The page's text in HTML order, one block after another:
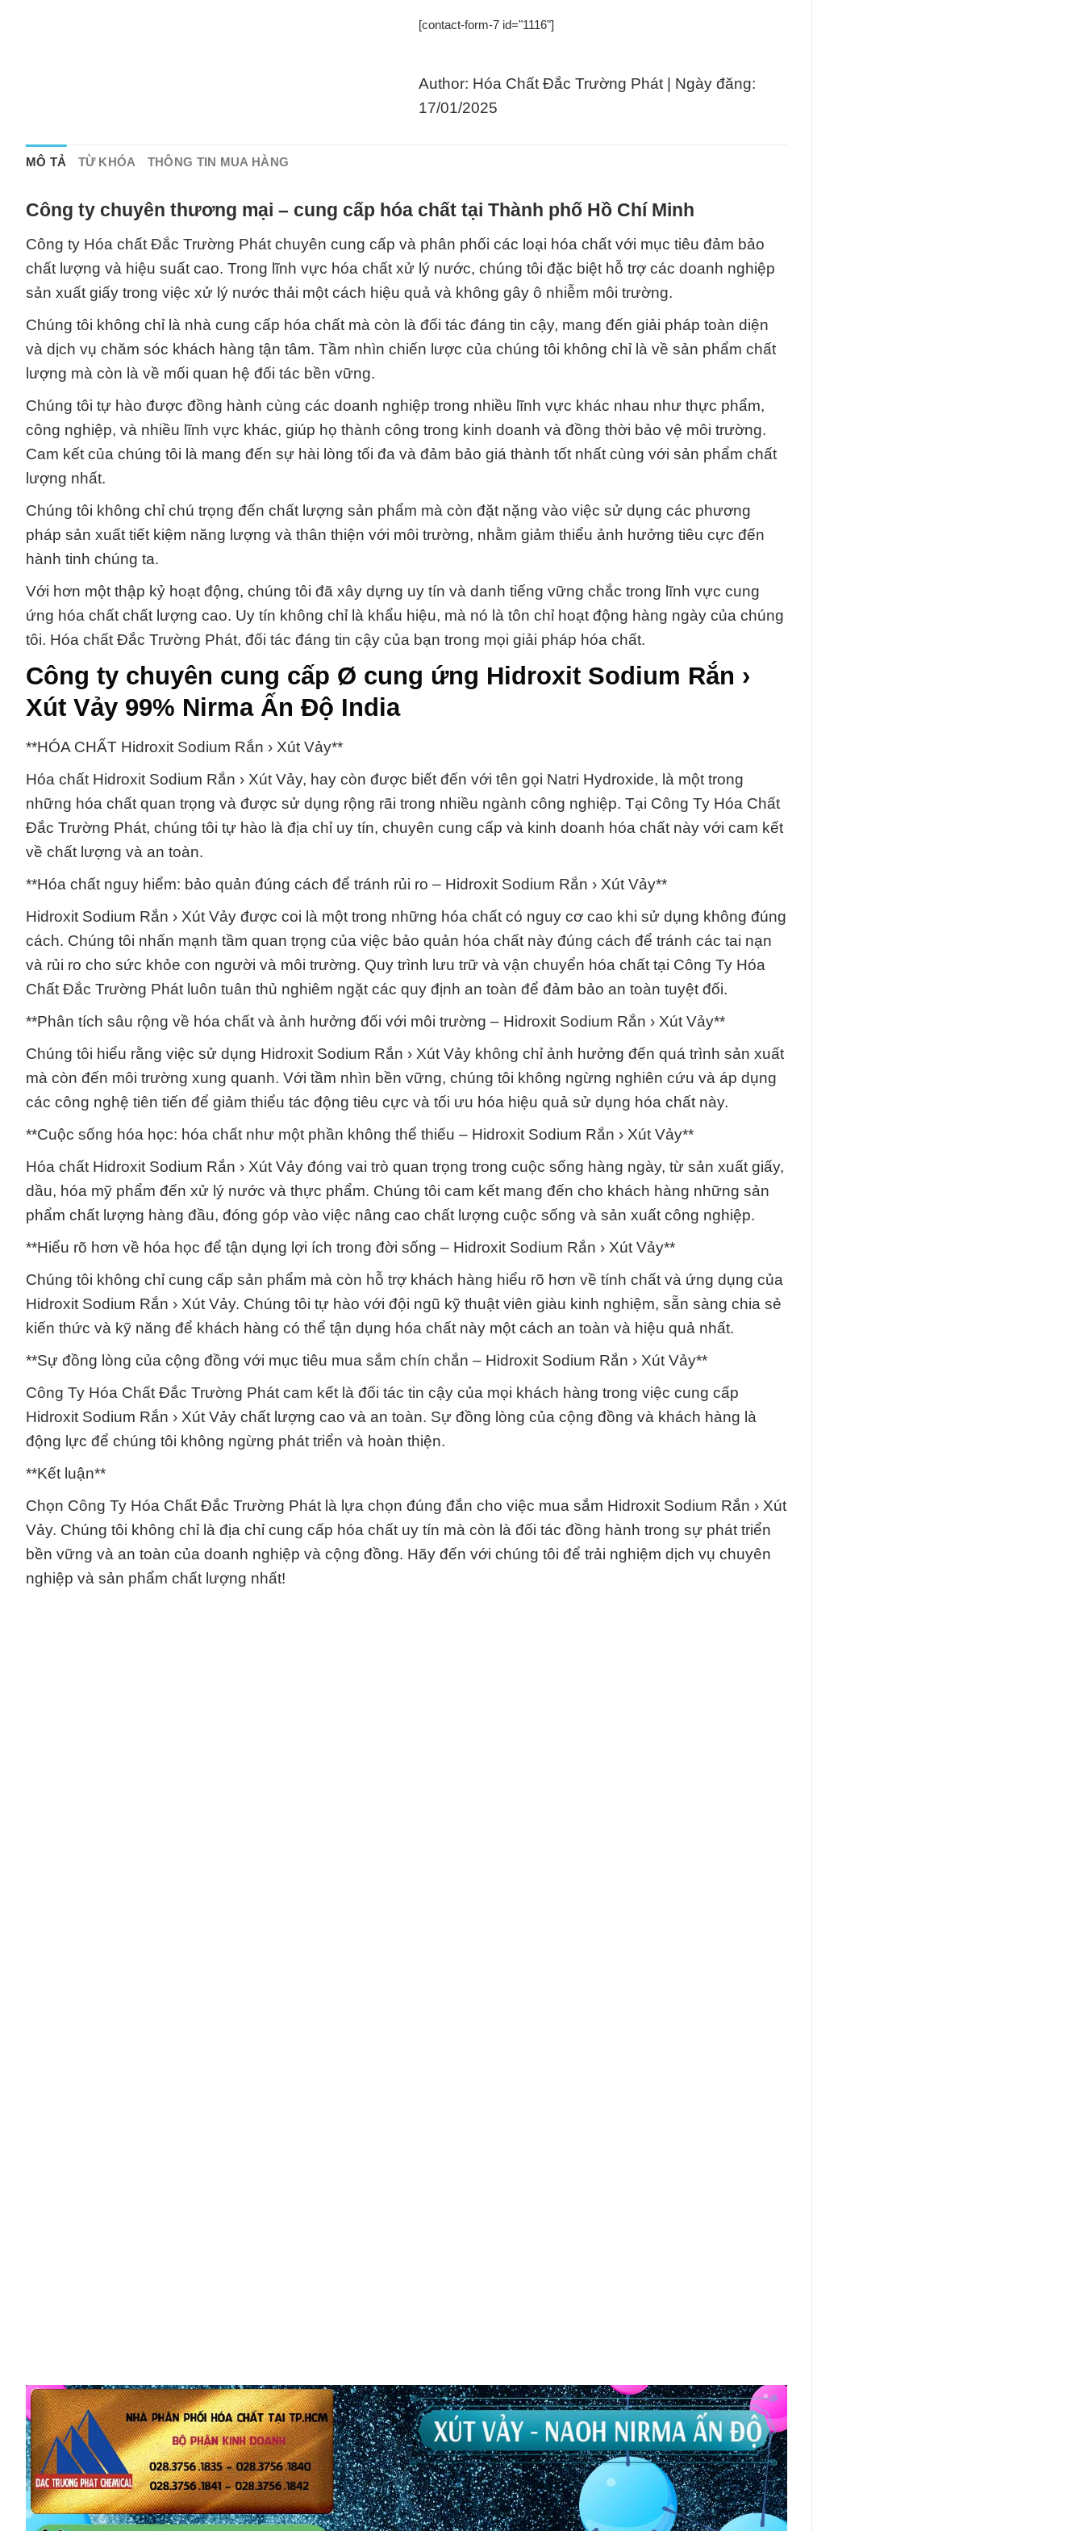
[contact-form-7 id="1116"]
Author: Hóa Chất Đắc Trường Phát | Ngày đăng:
17/01/2025
MÔ TẢ TỪ KHÓA THÔNG TIN MUA HÀNG
Công ty chuyên thương mại – cung cấp hóa chất tại Thành phố Hồ Chí Minh
Công ty Hóa chất Đắc Trường Phát chuyên cung cấp và phân phối các loại hóa chất với mục tiêu đảm bảo
chất lượng và hiệu suất cao. Trong lĩnh vực hóa chất xử lý nước, chúng tôi đặc biệt hỗ trợ các doanh nghiệp
sản xuất giấy trong việc xử lý nước thải một cách hiệu quả và không gây ô nhiễm môi trường.
Chúng tôi không chỉ là nhà cung cấp hóa chất mà còn là đối tác đáng tin cậy, mang đến giải pháp toàn diện
và dịch vụ chăm sóc khách hàng tận tâm. Tầm nhìn chiến lược của chúng tôi không chỉ là về sản phẩm chất
lượng mà còn là về mối quan hệ đối tác bền vững.
Chúng tôi tự hào được đồng hành cùng các doanh nghiệp trong nhiều lĩnh vực khác nhau như thực phẩm,
công nghiệp, và nhiều lĩnh vực khác, giúp họ thành công trong kinh doanh và đồng thời bảo vệ môi trường.
Cam kết của chúng tôi là mang đến sự hài lòng tối đa và đảm bảo giá thành tốt nhất cùng với sản phẩm chất
lượng nhất.
Chúng tôi không chỉ chú trọng đến chất lượng sản phẩm mà còn đặt nặng vào việc sử dụng các phương
pháp sản xuất tiết kiệm năng lượng và thân thiện với môi trường, nhằm giảm thiểu ảnh hưởng tiêu cực đến
hành tinh chúng ta.
Với hơn một thập kỷ hoạt động, chúng tôi đã xây dựng uy tín và danh tiếng vững chắc trong lĩnh vực cung
ứng hóa chất chất lượng cao. Uy tín không chỉ là khẩu hiệu, mà nó là tôn chỉ hoạt động hàng ngày của chúng
tôi. Hóa chất Đắc Trường Phát, đối tác đáng tin cậy của bạn trong mọi giải pháp hóa chất.
Công ty chuyên cung cấp Ø cung ứng Hidroxit Sodium Rắn ›
Xút Vảy 99% Nirma Ấn Độ India
**HÓA CHẤT Hidroxit Sodium Rắn › Xút Vảy**
Hóa chất Hidroxit Sodium Rắn › Xút Vảy, hay còn được biết đến với tên gọi Natri Hydroxide, là một trong
những hóa chất quan trọng và được sử dụng rộng rãi trong nhiều ngành công nghiệp. Tại Công Ty Hóa Chất
Đắc Trường Phát, chúng tôi tự hào là địa chỉ uy tín, chuyên cung cấp và kinh doanh hóa chất này với cam kết
về chất lượng và an toàn.
**Hóa chất nguy hiểm: bảo quản đúng cách để tránh rủi ro – Hidroxit Sodium Rắn › Xút Vảy**
Hidroxit Sodium Rắn › Xút Vảy được coi là một trong những hóa chất có nguy cơ cao khi sử dụng không đúng
cách. Chúng tôi nhấn mạnh tầm quan trọng của việc bảo quản hóa chất này đúng cách để tránh các tai nạn
và rủi ro cho sức khỏe con người và môi trường. Quy trình lưu trữ và vận chuyển hóa chất tại Công Ty Hóa
Chất Đắc Trường Phát luôn tuân thủ nghiêm ngặt các quy định an toàn để đảm bảo an toàn tuyệt đối.
**Phân tích sâu rộng về hóa chất và ảnh hưởng đối với môi trường – Hidroxit Sodium Rắn › Xút Vảy**
Chúng tôi hiểu rằng việc sử dụng Hidroxit Sodium Rắn › Xút Vảy không chỉ ảnh hưởng đến quá trình sản xuất
mà còn đến môi trường xung quanh. Với tầm nhìn bền vững, chúng tôi không ngừng nghiên cứu và áp dụng
các công nghệ tiên tiến để giảm thiểu tác động tiêu cực và tối ưu hóa hiệu quả sử dụng hóa chất này.
**Cuộc sống hóa học: hóa chất như một phần không thể thiếu – Hidroxit Sodium Rắn › Xút Vảy**
Hóa chất Hidroxit Sodium Rắn › Xút Vảy đóng vai trò quan trọng trong cuộc sống hàng ngày, từ sản xuất giấy,
dầu, hóa mỹ phẩm đến xử lý nước và thực phẩm. Chúng tôi cam kết mang đến cho khách hàng những sản
phẩm chất lượng hàng đầu, đóng góp vào việc nâng cao chất lượng cuộc sống và sản xuất công nghiệp.
**Hiểu rõ hơn về hóa học để tận dụng lợi ích trong đời sống – Hidroxit Sodium Rắn › Xút Vảy**
Chúng tôi không chỉ cung cấp sản phẩm mà còn hỗ trợ khách hàng hiểu rõ hơn về tính chất và ứng dụng của
Hidroxit Sodium Rắn › Xút Vảy. Chúng tôi tự hào với đội ngũ kỹ thuật viên giàu kinh nghiệm, sẵn sàng chia sẻ
kiến thức và kỹ năng để khách hàng có thể tận dụng hóa chất này một cách an toàn và hiệu quả nhất.
**Sự đồng lòng của cộng đồng với mục tiêu mua sắm chín chắn – Hidroxit Sodium Rắn › Xút Vảy**
Công Ty Hóa Chất Đắc Trường Phát cam kết là đối tác tin cậy của mọi khách hàng trong việc cung cấp
Hidroxit Sodium Rắn › Xút Vảy chất lượng cao và an toàn. Sự đồng lòng của cộng đồng và khách hàng là
động lực để chúng tôi không ngừng phát triển và hoàn thiện.
**Kết luận**
Chọn Công Ty Hóa Chất Đắc Trường Phát là lựa chọn đúng đắn cho việc mua sắm Hidroxit Sodium Rắn › Xút
Vảy. Chúng tôi không chỉ là địa chỉ cung cấp hóa chất uy tín mà còn là đối tác đồng hành trong sự phát triển
bền vững và an toàn của doanh nghiệp và cộng đồng. Hãy đến với chúng tôi để trải nghiệm dịch vụ chuyên
nghiệp và sản phẩm chất lượng nhất!